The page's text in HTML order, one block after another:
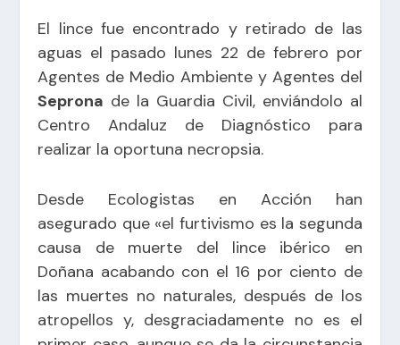
El lince fue encontrado y retirado de las
aguas el pasado lunes 22 de febrero por
Agentes de Medio Ambiente y Agentes del
Seprona de la Guardia Civil, enviándolo al
Centro Andaluz de Diagnóstico para
realizar la oportuna necropsia.
Desde Ecologistas en Acción han
asegurado que «el furtivismo es la segunda
causa de muerte del lince ibérico en
Doñana acabando con el 16 por ciento de
las muertes no naturales, después de los
atropellos y, desgraciadamente no es el